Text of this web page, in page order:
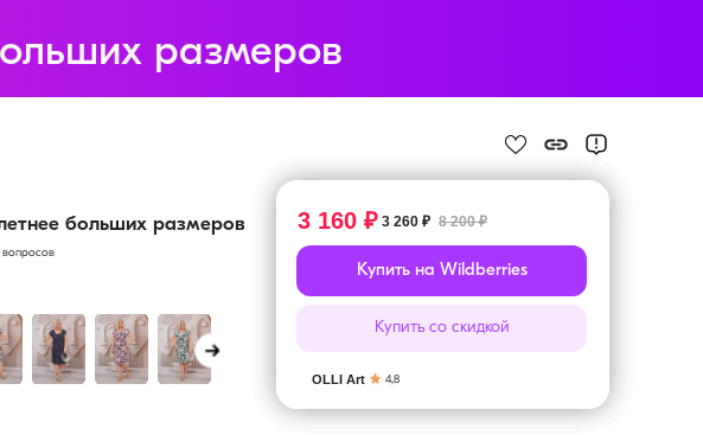
размеров
больших размеров
вопросов
3 260 ₽
3 160 ₽ 8 200 ₽
Купить на Wildberries
Купить со скидкой
OLLI Art 4,8